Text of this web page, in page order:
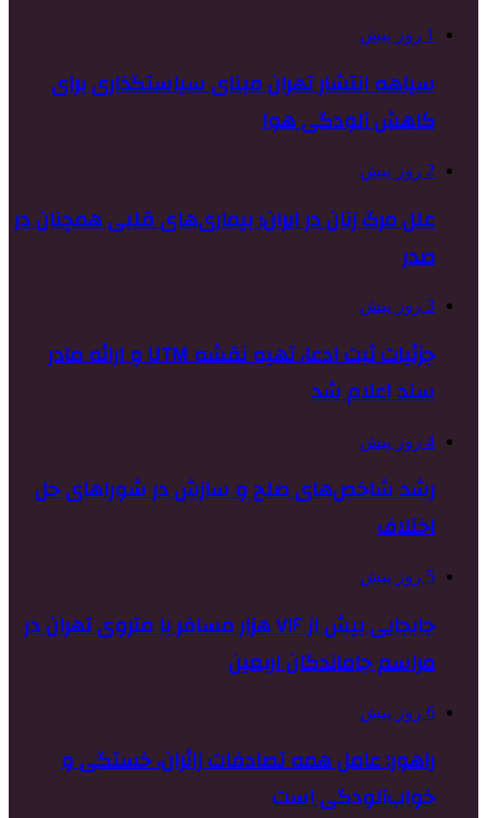
1 روز پیش
سیاهه انتشار تهران مبنای سیاستگذاری برای
کاهش آلودگی هوا
2 روز پیش
علل مرگ زنان در ایران؛ بیماری‌های قلبی همچنان در
صدر
3 روز پیش
جزئیات ثبت ادعا، تهیه نقشه UTM و ارائه مادر
سند اعلام شد
4 روز پیش
رشد شاخص‌های صلح و سازش در شوراهای حل
اختلاف
5 روز پیش
جابجایی بیش از ۷۱۶ هزار مسافر با متروی تهران در
مراسم جاماندگان اربعین
6 روز پیش
راهور: عامل همه تصادفات زائران، خستگی و
خواب‌آلودگی است